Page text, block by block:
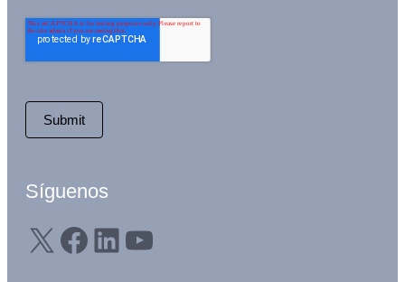
Síguenos
X Facebook LinkedIn YouTube